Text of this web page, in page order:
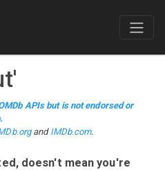
'
APIs but is not endorsed or
and IMDb.com.
doesn't mean you're